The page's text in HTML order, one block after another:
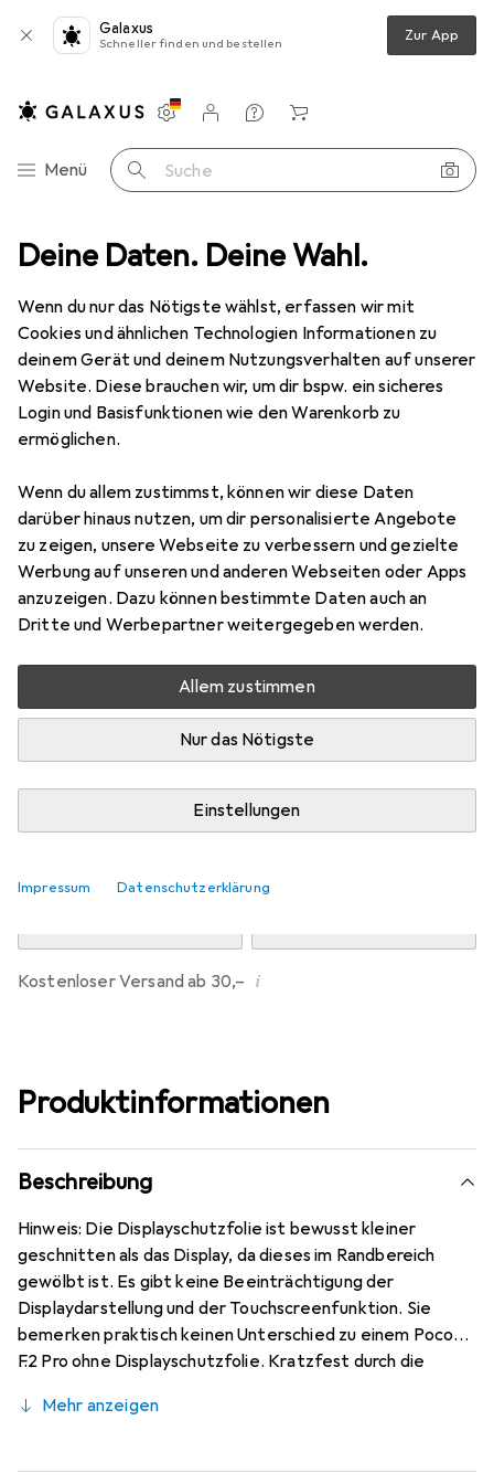
Deine Daten. Deine Wahl.
Wenn du nur das Nötigste wählst, erfassen wir mit
Cookies und ähnlichen Technologien Informationen zu
deinem Gerät und deinem Nutzungsverhalten auf unserer
Website. Diese brauchen wir, um dir bspw. ein sicheres
Login und Basisfunktionen wie den Warenkorb zu
ermöglichen.
Wenn du allem zustimmst, können wir diese Daten
darüber hinaus nutzen, um dir personalisierte Angebote
zu zeigen, unsere Webseite zu verbessern und gezielte
Werbung auf unseren und anderen Webseiten oder Apps
anzuzeigen. Dazu können bestimmte Daten auch an
Dritte und Werbepartner weitergegeben werden.
Allem zustimmen
Nur das Nötigste
Einstellungen
Impressum Datenschutzerklärung
Galaxus
Schneller finden und bestellen Zur App
Navigation nach Kategorien
Menü Suche
Einstellungen
Kundenkonto
Vergleichslisten
Merklisten
Warenkorb
Smartphone Schutzfolie Dipos Displayschutzfolie Crystalclear
5 Bilder
DiposDisplayschutzfolie Crystalclear
Preis in EUR inkl. MwSt.
EUR
3,99
1
Bewertungen Marke
Mehr von Dipos
Mi, 12.8. geliefert
Mehr als 10 Stück an Lager beim Drittanbieter
Lieferort angeben für genaue Lieferzeit
Kostenloser Versand ab 30,– i
Produktinformationen
Beschreibung
Hinweis: Die Displayschutzfolie ist bewusst kleiner
geschnitten als das Display, da dieses im Randbereich
gewölbt ist. Es gibt keine Beeinträchtigung der
Displaydarstellung und der Touchscreenfunktion. Sie
bemerken praktisch keinen Unterschied zu einem Poco
F2 Pro ohne Displayschutzfolie. Kratzfest durch die
gegen Kratzer und Abrasion! 4H Bleistifthärte. Bewusst
(siehe Fotos), blasenfrei und jederzeit rückstandsfrei zu
Mehr anzeigen